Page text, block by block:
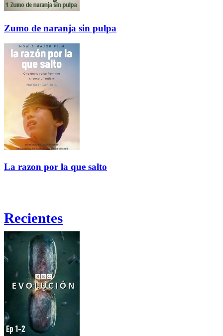
Zumo de naranja sin pulpa
La razon por la que salto
Recientes